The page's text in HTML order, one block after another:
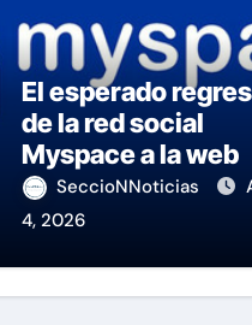
El esperado
de la red social
Myspace a la web
SeccioNNoticias
4, 2026